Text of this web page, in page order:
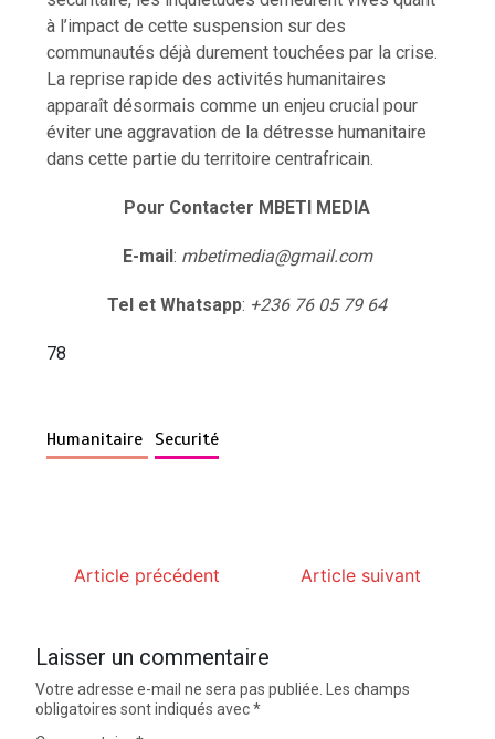
à l’impact de cette suspension sur des
communautés déjà durement touchées par la crise.
La reprise rapide des activités humanitaires
apparaît désormais comme un enjeu crucial pour
éviter une aggravation de la détresse humanitaire
dans cette partie du territoire centrafricain.
Pour Contacter MBETI MEDIA
E-mail: mbetimedia@gmail.com
Tel et Whatsapp: +236 76 05 79 64
78
Humanitaire Securité
Article précédent Article suivant
Laisser un commentaire
Votre adresse e-mail ne sera pas publiée. Les champs
obligatoires sont indiqués avec*